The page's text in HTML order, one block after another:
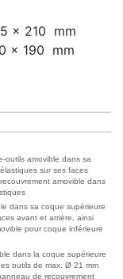
x 210
mm
x 190 mm
outils amovible dans sa
sur ses faces
amovible dans
dans sa coque supérieure
avant et arrière, ainsi
pour coque inférieure
dans la coque supérieure
outils de max. Ø 21 mm
de recouvrement